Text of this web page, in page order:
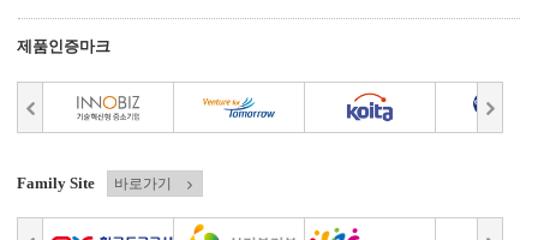
제품인증마크
Family Site 바로가기